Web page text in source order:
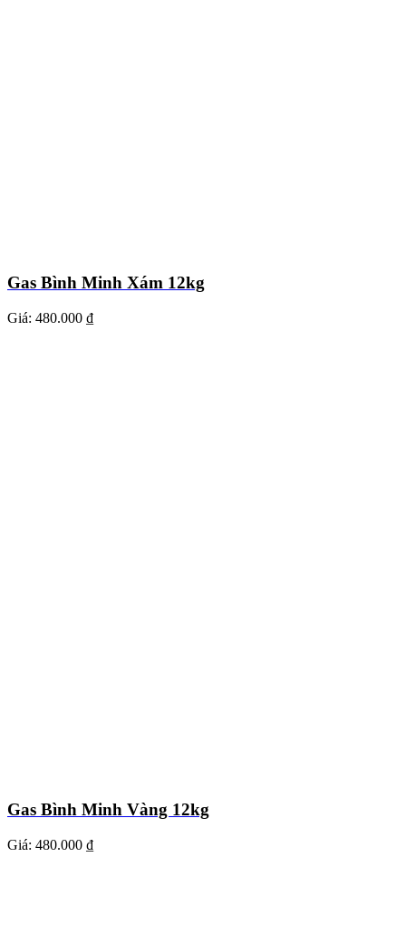
Gas Bình Minh Xám 12kg
Giá: 480.000 ₫
Gas Bình Minh Vàng 12kg
Giá: 480.000 ₫